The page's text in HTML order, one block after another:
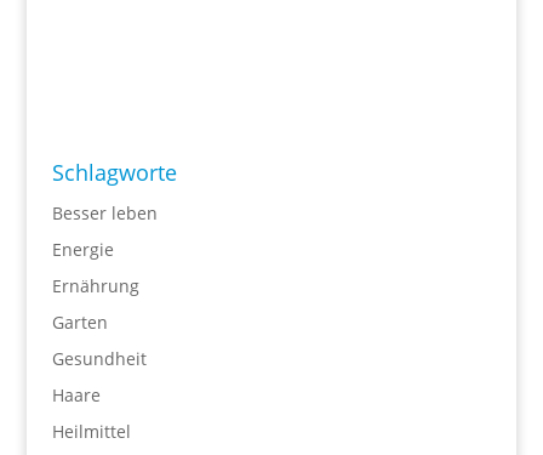
Schlagworte
Besser leben
Energie
Ernährung
Garten
Gesundheit
Haare
Heilmittel